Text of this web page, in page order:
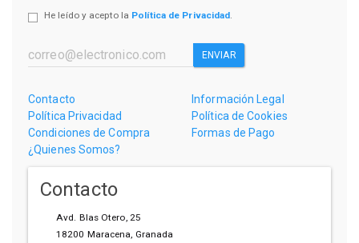
He leído y acepto la Política de Privacidad.
ENVIAR
Contacto
Información Legal
Política Privacidad
Política de Cookies
Condiciones de Compra
Formas de Pago
¿Quienes Somos?
Contacto
Avd. Blas Otero, 25
18200 Maracena, Granada